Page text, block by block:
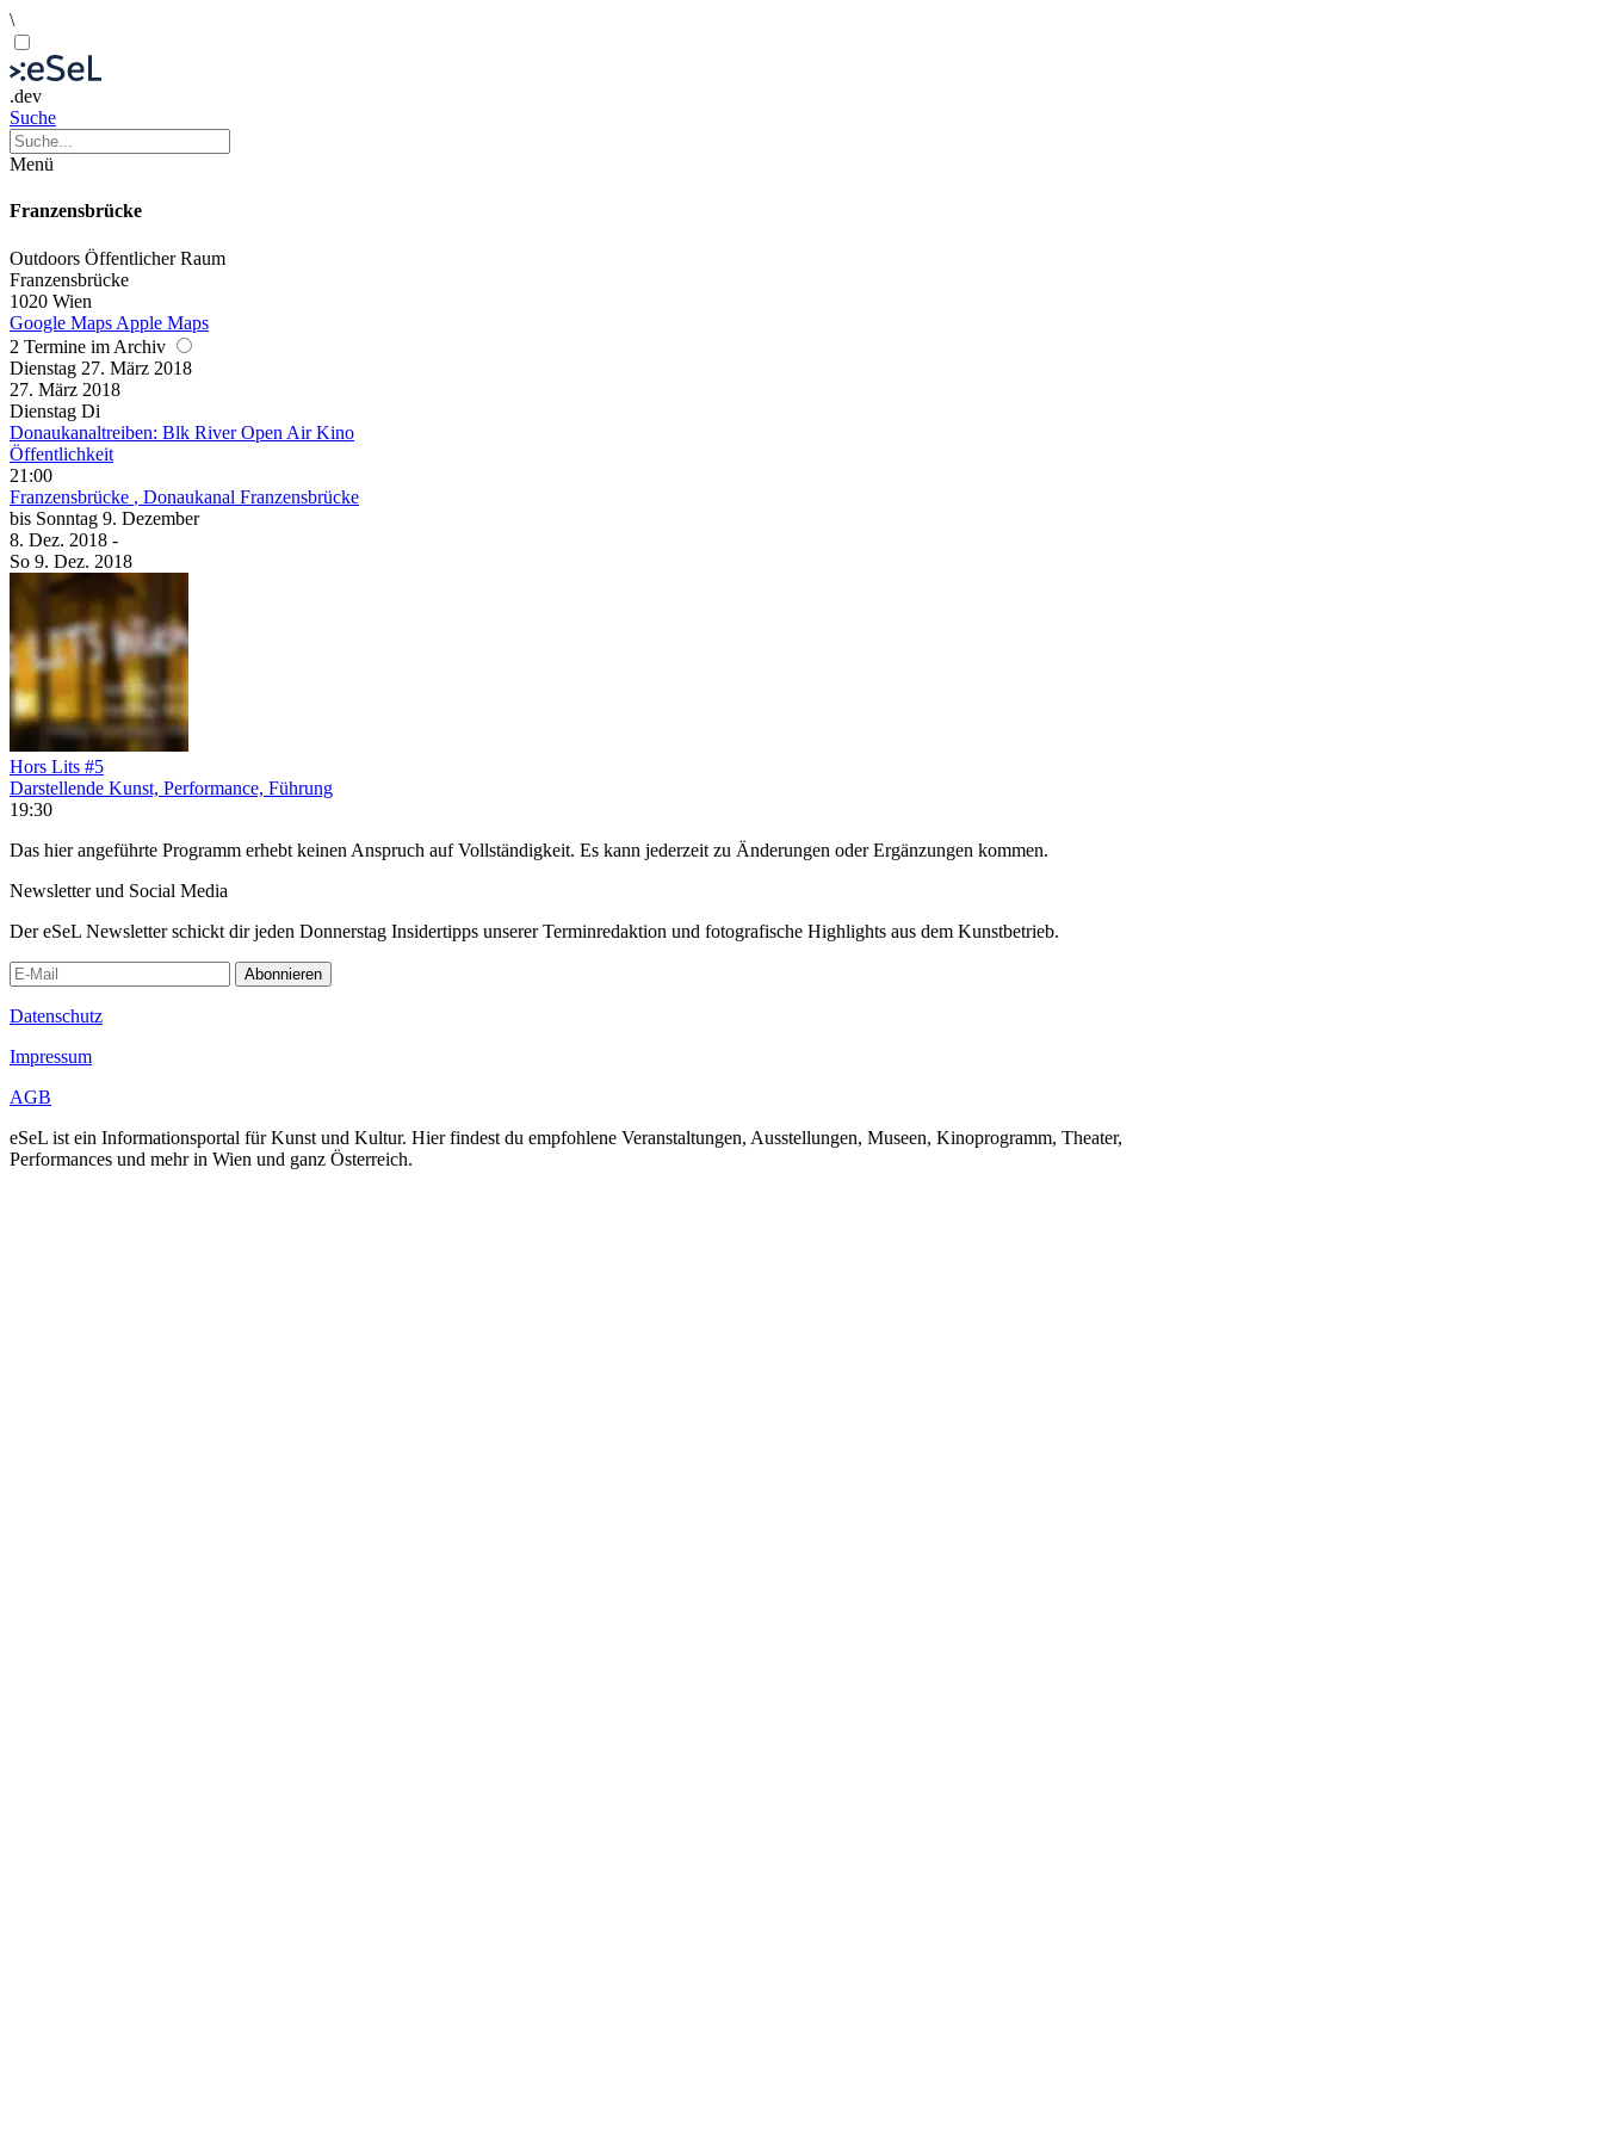
\
.dev
Suche
Menü
Franzensbrücke
Outdoors Öffentlicher Raum
Franzensbrücke
1020 Wien
Google Maps Apple Maps
2 Termine im Archiv
Dienstag 27. März 2018
27. März 2018
Dienstag Di
Donaukanaltreiben: Blk River Open Air Kino
Öffentlichkeit
21:00
Franzensbrücke , Donaukanal Franzensbrücke
bis Sonntag 9. Dezember
8. Dez. 2018 -
So 9. Dez. 2018
Hors Lits #5
Darstellende Kunst, Performance, Führung
19:30
Das hier angeführte Programm erhebt keinen Anspruch auf Vollständigkeit. Es kann jederzeit zu Änderungen oder Ergänzungen kommen.
Newsletter und Social Media
Der eSeL Newsletter schickt dir jeden Donnerstag Insidertipps unserer Terminredaktion und fotografische Highlights aus dem Kunstbetrieb.
Abonnieren
Datenschutz
Impressum
AGB
eSeL ist ein Informationsportal für Kunst und Kultur. Hier findest du empfohlene Veranstaltungen, Ausstellungen, Museen, Kinoprogramm, Theater,
Performances und mehr in Wien und ganz Österreich.